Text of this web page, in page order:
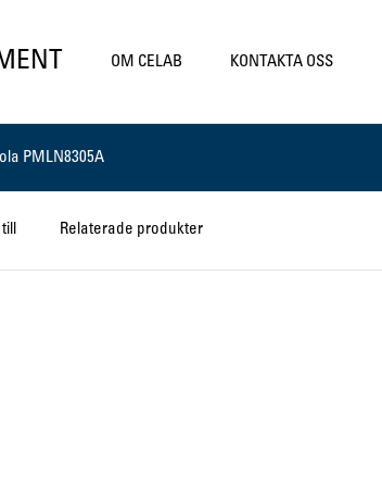
OM CELAB KONTAKTA OSS
PMLN8305A
Relaterade produkter